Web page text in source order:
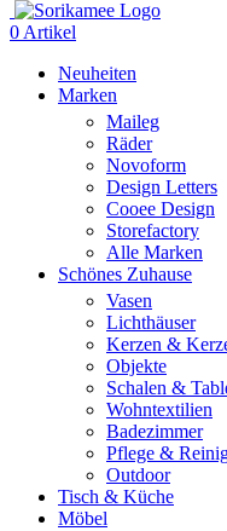
0 Artikel
Neuheiten
Marken
Maileg
Räder
Novoform
Design Letters
Cooee Design
Storefactory
Alle Marken
Schönes Zuhause
Vasen
Lichthäuser
Kerzen &
Objekte
Schalen &
Wohntextilien
Badezimmer
Pflege &
Outdoor
Tisch & Küche
Möbel